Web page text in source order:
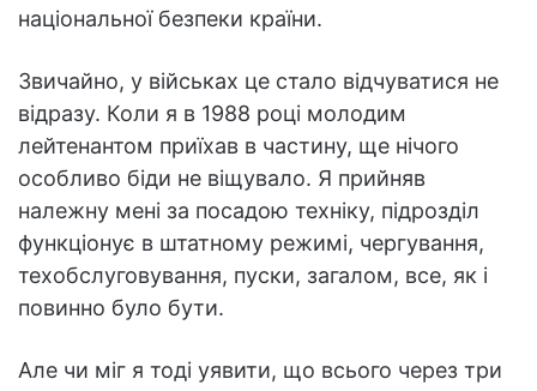
національної безпеки країни.
Звичайно, у військах це стало відчуватися не
відразу. Коли я в 1988 році молодим
лейтенантом приїхав в частину, ще нічого
особливо біди не віщувало. Я прийняв
належну мені за посадою техніку, підрозділ
функціонує в штатному режимі, чергування,
техобслуговування, пуски, загалом, все, як і
повинно було бути.
Але чи міг я тоді уявити, що всього через три